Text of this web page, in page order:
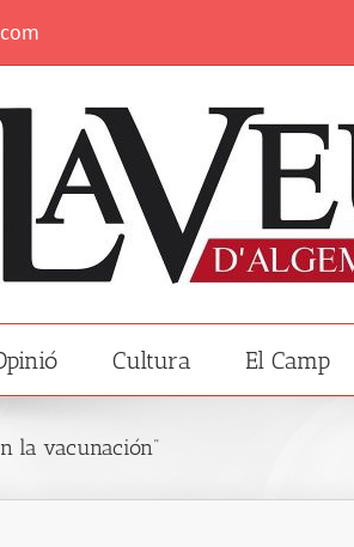
Cultura El Camp
la vacunación”